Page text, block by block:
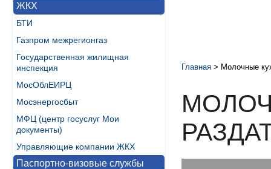
ЖКХ
БТИ
Газпром межрегионгаз
Государственная жилищная
инспекция
МосОблЕИРЦ
Мосэнергосбыт
МФЦ (центр госуслуг Мои
документы)
Управляющие компании ЖКХ
Паспортно-визовые службы
Главная > Молочные